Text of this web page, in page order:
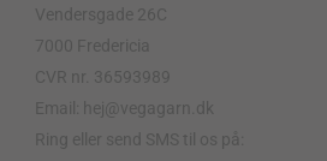
Vendersgade 26C
7000 Fredericia
CVR nr. 36593989
Email: hej@vegagarn.dk
Ring eller send SMS til os på: